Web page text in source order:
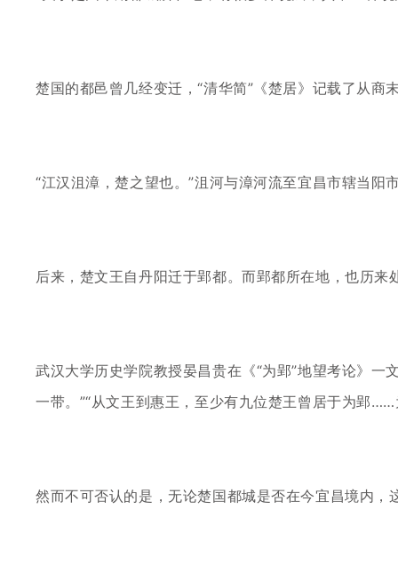
楚国的都邑曾几经变迁，“清华简”《楚居》记载了从商
“江汉沮漳，楚之望也。”沮河与漳河流至宜昌市辖当
后来，楚文王自丹阳迁于郢都。而郢都所在地，也历来
武汉大学历史学院教授晏昌贵在《“为郢”地望考论》一
一带。”“从文王到惠王，至少有九位楚王曾居于为郢
然而不可否认的是，无论楚国都城是否在今宜昌境内